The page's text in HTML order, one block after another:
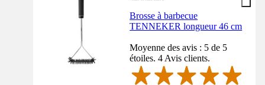
Brosse à barbecue
TENNEKER longueur 46 cm
Moyenne des avis : 5 de 5
étoiles. 4 Avis clients.